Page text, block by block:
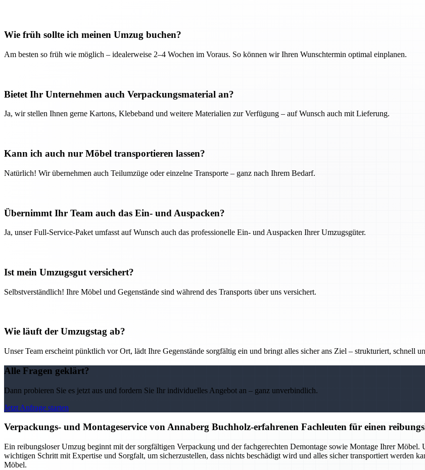
Wie früh sollte ich meinen Umzug buchen?
Am besten so früh wie möglich – idealerweise 2–4 Wochen im Voraus. So können wir Ihren Wunschtermin optimal einplanen.
Bietet Ihr Unternehmen auch Verpackungsmaterial an?
Ja, wir stellen Ihnen gerne Kartons, Klebeband und weitere Materialien zur Verfügung – auf Wunsch auch mit Lieferung.
Kann ich auch nur Möbel transportieren lassen?
Natürlich! Wir übernehmen auch Teilumzüge oder einzelne Transporte – ganz nach Ihrem Bedarf.
Übernimmt Ihr Team auch das Ein- und Auspacken?
Ja, unser Full-Service-Paket umfasst auf Wunsch auch das professionelle Ein- und Auspacken Ihrer Umzugsgüter.
Ist mein Umzugsgut versichert?
Selbstverständlich! Ihre Möbel und Gegenstände sind während des Transports über uns versichert.
Wie läuft der Umzugstag ab?
Unser Team erscheint pünktlich vor Ort, lädt Ihre Gegenstände sorgfältig ein und bringt alles sicher ans Ziel – strukturiert, schnell
Alle Fragen geklärt?
Dann probieren Sie es jetzt aus und fordern Sie Ihr individuelles Angebot an – ganz unverbindlich.
Jetzt Anfrage starten
Verpackungs- und Montageservice von Annaberg Buchholz-erfahrenen Fachleuten für einen
Ein reibungsloser Umzug beginnt mit der sorgfältigen Verpackung und der fachgerechten Demontage sowie Montage Ihrer Möbel.
wichtigen Schritt mit Expertise und Sorgfalt, um sicherzustellen, dass nichts beschädigt wird und alles sicher transportiert werden
Möbel.